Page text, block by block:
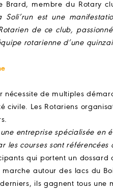
membre du Rotary
Soli’run est une
de ce club,
rotarienne d’une
de multiples
civile. Les Rotariens
entreprise spécialisée en
les courses sont référencées
qui portent un
autour des lacs du
ils gagnent tous une